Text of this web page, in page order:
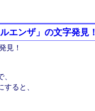
エンザ」の文字発見！
見！
ると、